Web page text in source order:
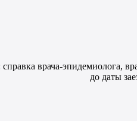
врача-эпидемиолога,
до даты